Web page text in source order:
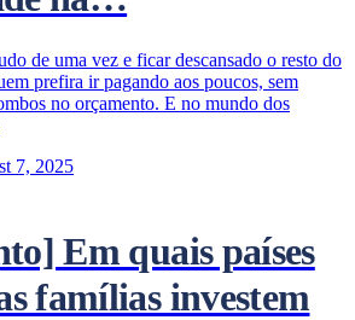
de uma vez e ficar descansado o resto do
prefira ir pagando aos poucos, sem
no orçamento. E no mundo dos
7, 2025
Em quais países
famílias investem